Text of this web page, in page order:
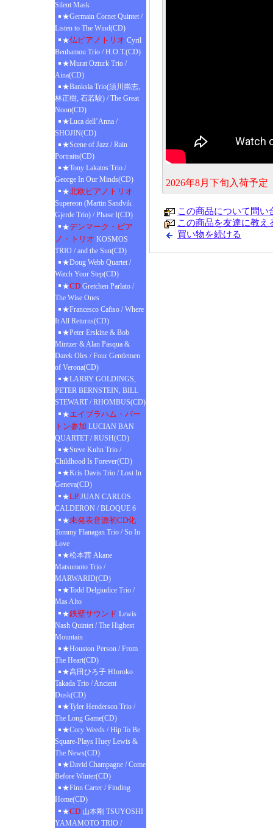
Silent Mask
★Germain Cornet Quintet /
Listen to The Wind(CD)
★仏ピアノトリオ Cyril
Benhamou Trio / H.O.T.(CD)
★Murat Ozturk Trio /
Aina(CD)
★Banksia Trio(須川崇志,
林正樹, 石若駿) / The Great
Noon(CD)
★Luca dell’Anna /
SHOJIN(CD)
★Scene of Jazz / Rain
Portraits(CD)
★Tony Lakatos Trio /
George In Our Minds(CD)
★北欧ピアノトリオ
Supereon (Martin Sandvik
Gjerde Trio) / Phase I(CD)
★デンマーク・ピア
ノ・トリオ KOSMOS
TRIO / and the Sun(CD)
★Doug Webb Quartet /
Watch Your Step(CD)
★CD Gretchen Parlato /
The Wise Ones
★Francesco Cafiso / Where
It All Returns(CD)
★Peter Erskine & Bob
Mintzer & Alan Pasqua &
Darek Oles / Four Gentlemen
of Verona(CD)
★LARRY GOLDINGS,
PETER BERNSTEIN, BILL
STEWART / RHOMBUS(CD)
★エイブラハム・バー
トン参加 LUCIAN BAN
QUARTET / RUSH(CD)
★Steve Kuhn Trio /
Childhood Is Forever(CD)
★Kris Davis Trio / Lost In
Geneva(CD)
★LP JUAN CARLOS
CALDERON / BLOQUE 6
★未発表音源初CD化
Tommy Flanagan Trio / So In
Love
★松本茜 Akane
Matsumoto Trio /
MARWARID(CD)
★Todd Delgiudice Trio /
Mas Alto
★鉄壁サウンド Lewis
Nash Quintet / The Highest
Mountain
★Houston Person / From
The Heart(CD)
★高田ひろ子 HIoroko
Takada Trio / Ancient
Dusk(CD)
★Tyler Henderson Trio /
The Long Game(CD)
★Cory Weeds / Hip To Be
Square-Plays Huey Lewis &
The News(CD)
★David Champagne / Come
Before Winter(CD)
★Finn Carter / Finding
Home(CD)
★CD 山本剛 TSUYOSHI
YAMAMOTO TRIO /
2026年8月下旬入荷予
この商品について問い
この商品を友達に教え
買い物を続ける